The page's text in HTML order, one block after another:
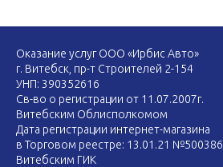
Оказание услуг ООО «Ирбис Авто»
г. Витебск, пр-т Строителей 2-154
УНП: 390352616
Св-во о регистрации от 11.07.2007г.
Витебским Облисполкомом
Дата регистрации интернет-магазина
в Торговом реестре: 13.01.21 №500386
Витебским ГИК